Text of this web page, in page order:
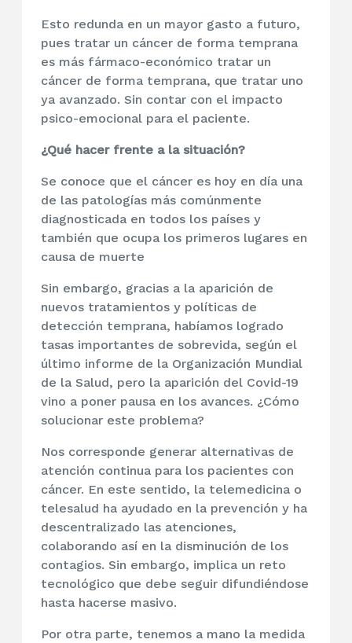
Esto redunda en un mayor gasto a futuro,
pues tratar un cáncer de forma temprana
es más fármaco-económico tratar un
cáncer de forma temprana, que tratar uno
ya avanzado. Sin contar con el impacto
psico-emocional para el paciente.
¿Qué hacer frente a la situación?
Se conoce que el cáncer es hoy en día una
de las patologías más comúnmente
diagnosticada en todos los países y
también que ocupa los primeros lugares en
causa de muerte
Sin embargo, gracias a la aparición de
nuevos tratamientos y políticas de
detección temprana, habíamos logrado
tasas importantes de sobrevida, según el
último informe de la Organización Mundial
de la Salud, pero la aparición del Covid-19
vino a poner pausa en los avances. ¿Cómo
solucionar este problema?
Nos corresponde generar alternativas de
atención continua para los pacientes con
cáncer. En este sentido, la telemedicina o
telesalud ha ayudado en la prevención y ha
descentralizado las atenciones,
colaborando así en la disminución de los
contagios. Sin embargo, implica un reto
tecnológico que debe seguir difundiéndose
hasta hacerse masivo.
Por otra parte, tenemos a mano la medida